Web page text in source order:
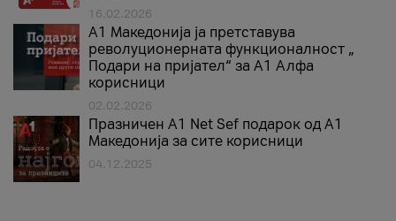
16.02.2026
А1 Македонија ја претставува
револуционерната функционалност „
Подари на пријател“ за А1 Алфа
корисници
02.02.2026
Празничен A1 Net Sеf подарок од А1
Македонија за сите корисници
04.12.2025